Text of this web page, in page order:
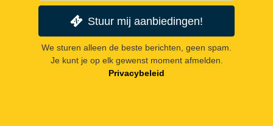
Stuur mij aanbiedingen!
We sturen alleen de beste berichten, geen spam.
Je kunt je op elk gewenst moment afmelden.
Privacybeleid